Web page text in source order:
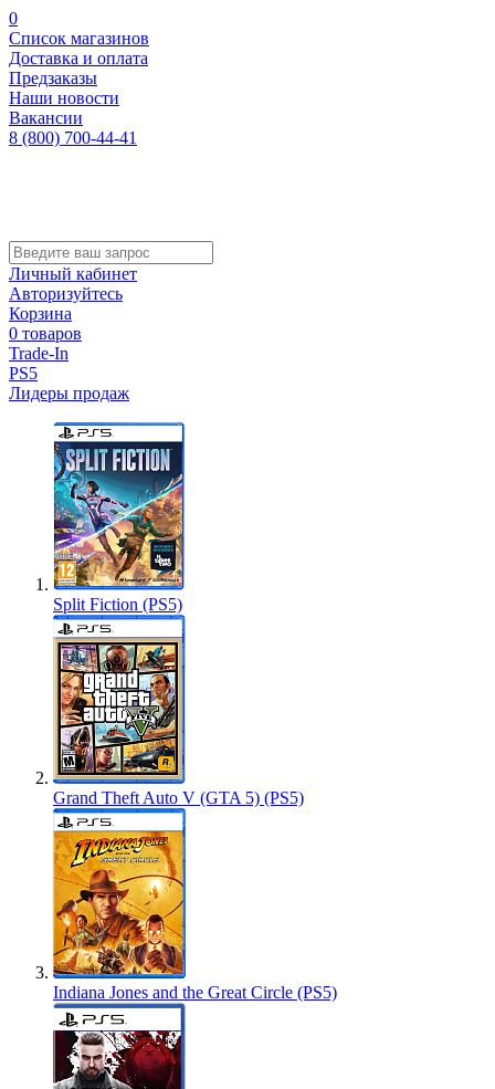
0
Список магазинов
Доставка и оплата
Предзаказы
Наши новости
Вакансии
8 (800) 700-44-41
Личный кабинет
Авторизуйтесь
Корзина
0 товаров
Trade-In
PS5
Лидеры продаж
Split Fiction (PS5)
Grand Theft Auto V (GTA 5) (PS5)
Indiana Jones and the Great Circle (PS5)